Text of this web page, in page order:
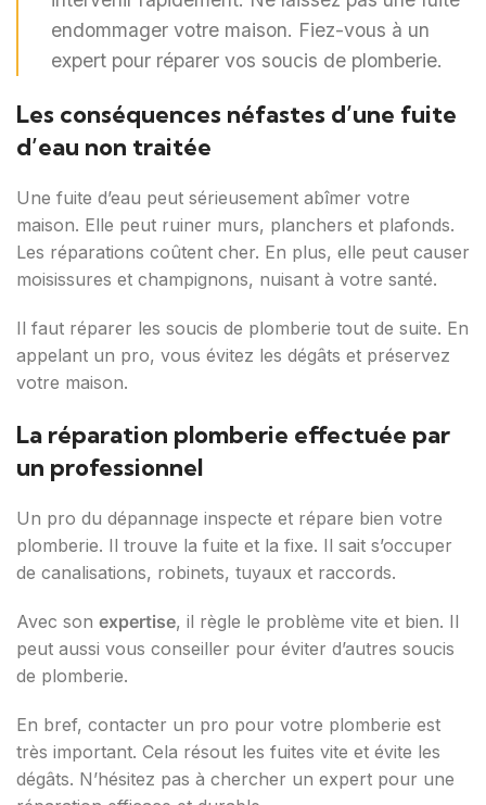
endommager votre maison. Fiez-vous à un
expert pour réparer vos soucis de plomberie.
Les conséquences néfastes d’une fuite
d’eau non traitée
Une fuite d’eau peut sérieusement abîmer votre
maison. Elle peut ruiner murs, planchers et plafonds.
Les réparations coûtent cher. En plus, elle peut causer
moisissures et champignons, nuisant à votre santé.
Il faut réparer les soucis de plomberie tout de suite. En
appelant un pro, vous évitez les dégâts et préservez
votre maison.
La réparation plomberie effectuée par
un professionnel
Un pro du dépannage inspecte et répare bien votre
plomberie. Il trouve la fuite et la fixe. Il sait s’occuper
de canalisations, robinets, tuyaux et raccords.
Avec son expertise, il règle le problème vite et bien. Il
peut aussi vous conseiller pour éviter d’autres soucis
de plomberie.
En bref, contacter un pro pour votre plomberie est
très important. Cela résout les fuites vite et évite les
dégâts. N’hésitez pas à chercher un expert pour une